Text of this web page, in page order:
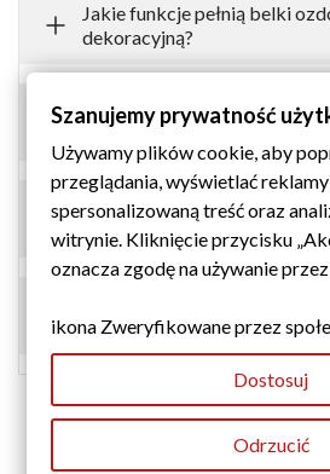
Jakie funkcje pełnią belki
dekoracyjną?
Czy belki rustykalne
pomieszczenie?
Gdzie najlepiej sprawdzą się
suficie?
zabezpieczać?
Szanujemy prywatność
Używamy plików cookie, aby
przeglądania, wyświetlać
spersonalizowaną treść oraz
witrynie. Kliknięcie przycisku
oznacza zgodę na używanie
ikona Zweryfikowane przez
Dostosuj
Odrzucić